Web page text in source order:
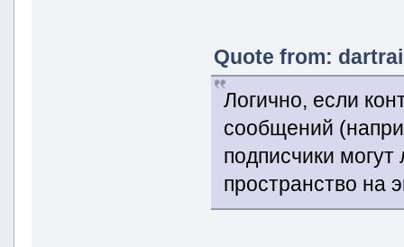
Quote from:
Логично, если
сообщений
подписчики
пространство на